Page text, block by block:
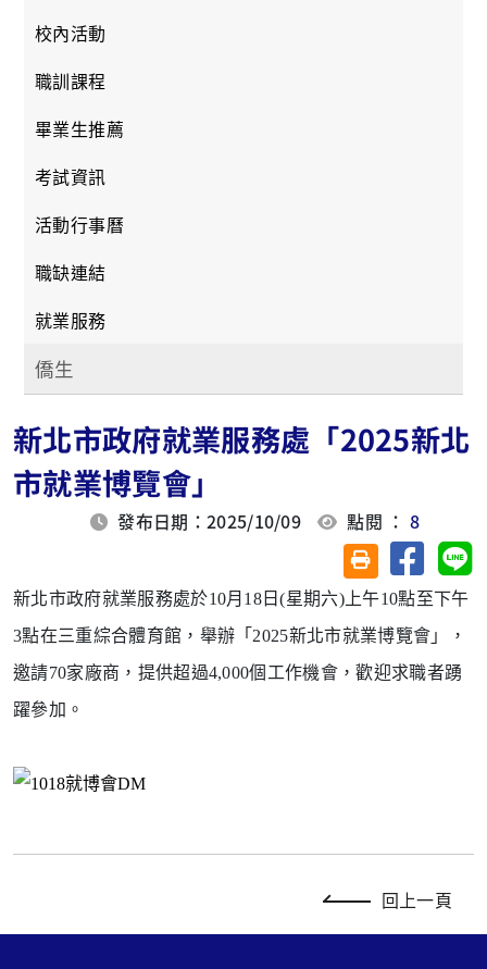
校內活動
職訓課程
畢業生推薦
考試資訊
活動行事曆
職缺連結
就業服務
僑生
新北市政府就業服務處「2025新北
市就業博覽會」
發布日期：2025/10/09 點閱 ：8
友善列印(另開視
分享至
新北市政府就業服務處於10月18日(星期六)上午10點至下午
3點在三重綜合體育館，舉辦「2025新北市就業博覽會」，
邀請70家廠商，提供超過4,000個 工作機會，歡迎求職者踴
躍參加。
回上一頁